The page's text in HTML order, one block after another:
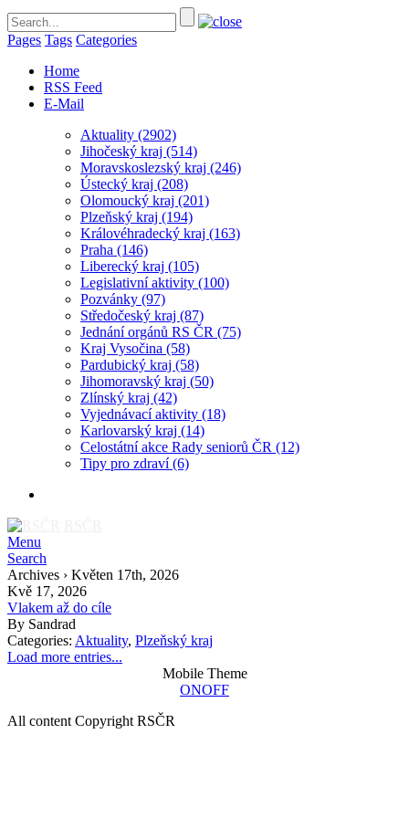
Pages Tags Categories
Home
RSS Feed
E-Mail
Aktuality (2902)
Jihočeský kraj (514)
Moravskoslezský kraj (246)
Ústecký kraj (208)
Olomoucký kraj (201)
Plzeňský kraj (194)
Královéhradecký kraj (163)
Praha (146)
Liberecký kraj (105)
Legislativní aktivity (100)
Pozvánky (97)
Středočeský kraj (87)
Jednání orgánů RS ČR (75)
Kraj Vysočina (58)
Pardubický kraj (58)
Jihomoravský kraj (50)
Zlínský kraj (42)
Vyjednávací aktivity (18)
Karlovarský kraj (14)
Celostátní akce Rady seniorů ČR (12)
Tipy pro zdraví(6)
Menu
Search
Archives › Květen 17th, 2026
Kvě 17, 2026
Vlakem až do cíle
By Sandrad
Categories: Aktuality, Plzeňský kraj
Load more entries...
Mobile Theme
ONOFF
All content Copyright RSČR